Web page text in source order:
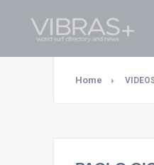
Home